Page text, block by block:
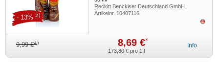
Reckitt Benckiser Deutschland GmbH
Artikelnr. 10407116
9,99 €4) 8,69 €*
- 13% 2)
173,80 € pro 1 l
Info